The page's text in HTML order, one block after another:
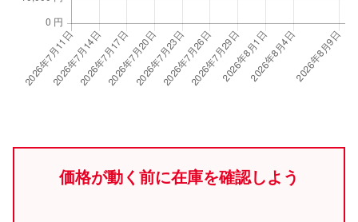
価格が動く前に在庫を確認しよう